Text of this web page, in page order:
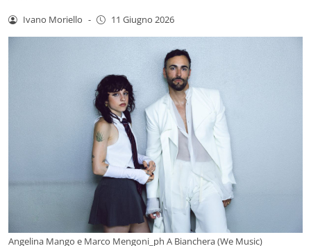
Ivano Moriello - 11 Giugno 2026
Angelina Mango e Marco Mengoni_ph A Bianchera (We Music)